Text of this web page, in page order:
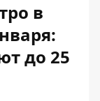
в
до 25